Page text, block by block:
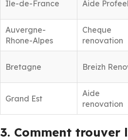
Ile-de-France Aide Profeel
Auvergne-
Rhone-Alpes
Cheque
renovation
Bretagne Breizh
Grand Est
Aide
renovation
3. Comment trouver